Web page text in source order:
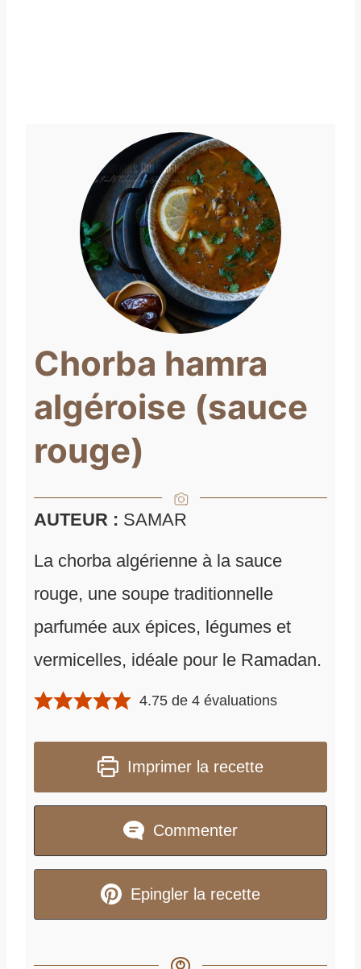
Chorba hamra
algéroise (sauce
rouge)
AUTEUR : SAMAR
La chorba algérienne à la sauce
rouge, une soupe traditionnelle
parfumée aux épices, légumes et
vermicelles, idéale pour le Ramadan.
4.75 de4 évaluations
Imprimer la recette
Commenter
Epingler la recette